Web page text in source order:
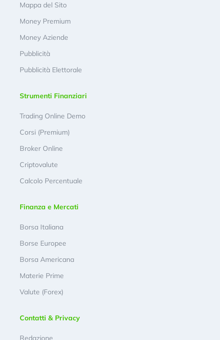
Mappa del Sito
Money Premium
Money Aziende
Pubblicità
Pubblicità Elettorale
Strumenti Finanziari
Trading Online Demo
Corsi (Premium)
Broker Online
Criptovalute
Calcolo Percentuale
Finanza e Mercati
Borsa Italiana
Borse Europee
Borsa Americana
Materie Prime
Valute (Forex)
Contatti & Privacy
Redazione